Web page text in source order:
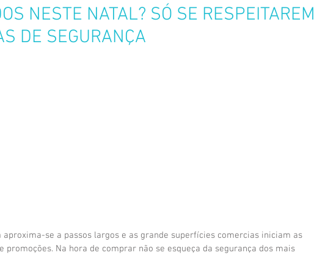
NESTE NATAL? SÓ SE RESPEITAREM
DE SEGURANÇA
promoções. Na hora de comprar não se esqueça da segurança dos mais